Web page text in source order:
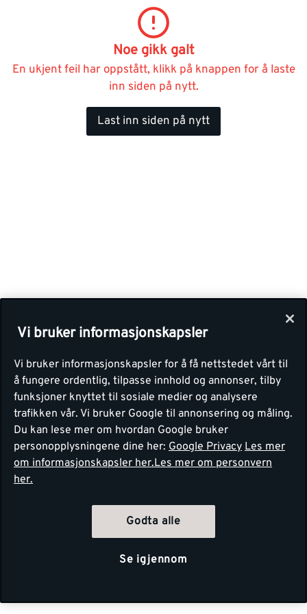
Noe gikk galt
En ukjent feil har oppstått, klikk på knappen for å laste
inn siden på nytt.
Last inn siden på nytt
Vi bruker informasjonskapsler
Vi bruker informasjonskapsler for å få nettstedet vårt til
å fungere ordentlig, tilpasse innhold og annonser, tilby
funksjoner knyttet til sosiale medier og analysere
trafikken vår. Vi bruker Google til annonsering og måling.
Du kan lese mer om hvordan Google bruker
personopplysningene dine her: Google Privacy Les mer
om informasjonskapsler her.Les mer om personvern
her.
Godta alle
Se igjennom